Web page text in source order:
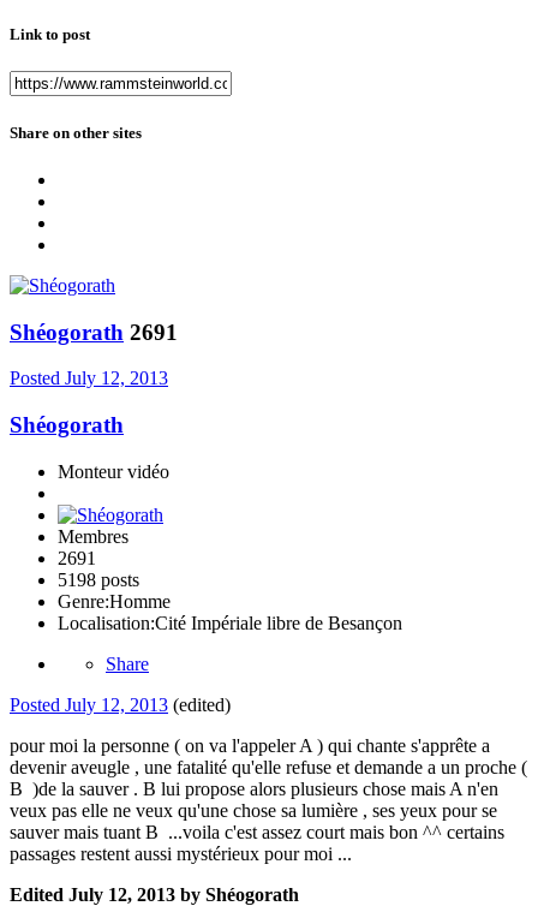
Link to post
Share on other sites
Shéogorath 2691
Posted July 12, 2013
Shéogorath
Monteur vidéo
Membres
2691
5198 posts
Genre:Homme
Localisation:Cité Impériale libre de Besançon
Share
Posted July 12, 2013 (edited)
pour moi la personne ( on va l'appeler A ) qui chante s'apprête a
devenir aveugle , une fatalité qu'elle refuse et demande a un proche (
B )de la sauver . B lui propose alors plusieurs chose mais A n'en
veux pas elle ne veux qu'une chose sa lumière , ses yeux pour se
sauver mais tuant B ...voila c'est assez court mais bon ^^ certains
passages restent aussi mystérieux pour moi ...
Edited July 12, 2013 by Shéogorath